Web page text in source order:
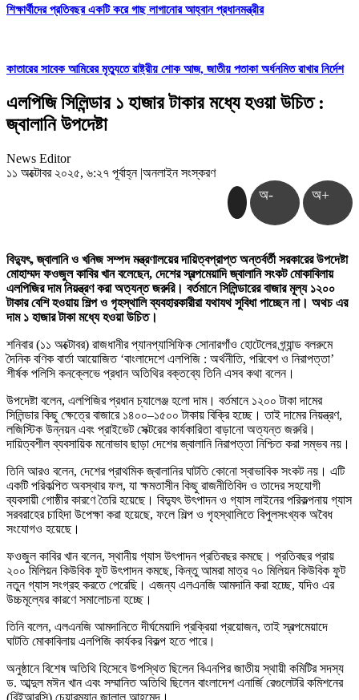
শিক্ষার্থীদের প্রতিবছর একটি করে গাছ লাগানোর আহ্বান প্রধানমন্ত্রীর
কাতারের সাবেক আমিরের মৃত্যুতে রাষ্ট্রীয় শোক আজ, জাতীয় পতাকা অর্ধনমিত রাখার নির্দেশ
এলপিজি সিলিন্ডার ১ হাজার টাকার মধ্যে হওয়া উচিত :
জ্বালানি উপদেষ্টা
News Editor
১১ অক্টোবর ২০২৫, ৬:২৭ পূর্বাহ্ন |অনলাইন সংস্করণ
অ- অ+
বিদ্যুৎ, জ্বালানি ও খনিজ সম্পদ মন্ত্রণালয়ের দায়িত্বপ্রাপ্ত অন্তর্বর্তী সরকারের উপদেষ্টা
মোহাম্মদ ফওজুল কাবির খান বলেছেন, দেশের স্বল্পমেয়াদি জ্বালানি সংকট মোকাবিলায়
এলপিজির দাম নিয়ন্ত্রণ করা অত্যন্ত জরুরি। বর্তমানে সিলিন্ডারের বাজার মূল্য ১২০০
টাকার বেশি হওয়ায় শিল্প ও গৃহস্থালি ব্যবহারকারীরা যথাযথ সুবিধা পাচ্ছেন না। অথচ এর
দাম ১ হাজার টাকা মধ্যে হওয়া উচিত।
শনিবার (১১ অক্টোবর) রাজধানীর প্যানপ্যাসিফিক সোনারগাঁও হোটেলের গ্র্যান্ড বলরুমে
দৈনিক বণিক বার্তা আয়োজিত ‘বাংলাদেশে এলপিজি : অর্থনীতি, পরিবেশ ও নিরাপত্তা’
শীর্ষক পলিসি কনক্লেভে প্রধান অতিথির বক্তব্যে তিনি এসব কথা বলেন।
উপদেষ্টা বলেন, এলপিজির প্রধান চ্যালেঞ্জ হলো দাম। বর্তমানে ১২০০ টাকা দামের
সিলিন্ডার কিছু ক্ষেত্রে বাজারে ১৪০০–১৫০০ টাকায় বিক্রি হচ্ছে। তাই দামের নিয়ন্ত্রণ,
লজিস্টিক উন্নয়ন এবং প্রাইভেট সেক্টরের কার্যকারিতা বাড়ানো অত্যন্ত জরুরি।
দায়িত্বশীল ব্যবসায়িক মনোভাব ছাড়া দেশের জ্বালানি নিরাপত্তা নিশ্চিত করা সম্ভব নয়।
তিনি আরও বলেন, দেশের প্রাথমিক জ্বালানির ঘাটতি কোনো স্বাভাবিক সংকট নয়। এটি
একটি পরিকল্পিত অবস্থার ফল, যা ক্ষমতাসীন কিছু রাজনীতিবিদ ও তাদের সহযোগী
ব্যবসায়ী গোষ্ঠীর কারণে তৈরি হয়েছে। বিদ্যুৎ উৎপাদন ও গ্যাস লাইনের পরিকল্পনায় গ্যাস
সরবরাহের চাহিদা উপেক্ষা করা হয়েছে, ফলে শিল্প ও গৃহস্থালিতে বিপুলসংখ্যক অবৈধ
সংযোগও হয়েছে।
ফওজুল কাবির খান বলেন, স্থানীয় গ্যাস উৎপাদন প্রতিবছর কমছে। প্রতিবছর প্রায়
২০০ মিলিয়ন কিউবিক ফুট উৎপাদন কমছে, কিন্তু আমরা মাত্র ৭০ মিলিয়ন কিউবিক ফুট
নতুন গ্যাস সংগ্রহ করতে পেরেছি। এজন্য এলএনজি আমদানি করা হচ্ছে, যদিও এর
উচ্চমূল্যের কারণে সমালোচনা হচ্ছে।
তিনি বলেন, এলএনজি আমদানিতে দীর্ঘমেয়াদি প্রক্রিয়া প্রয়োজন, তাই স্বল্পমেয়াদে
ঘাটতি মোকাবিলায় এলপিজি কার্যকর বিকল্প হতে পারে।
অনুষ্ঠানে বিশেষ অতিথি হিসেবে উপস্থিত ছিলেন বিএনপির জাতীয় স্থায়ী কমিটির সদস্য
ড. আব্দুল মঈন খান এবং সম্মানিত অতিথি ছিলেন বাংলাদেশ এনার্জি রেগুলেটরি কমিশনের